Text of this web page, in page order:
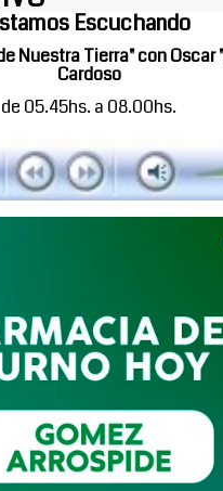
Escuchando
Nuestra Tierra" con Oscar
Cardoso
de 05.45hs. a 08.00hs.